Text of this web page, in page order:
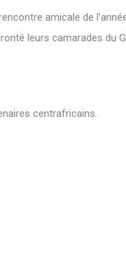
amicale de
leurs camarades du
centrafricains.